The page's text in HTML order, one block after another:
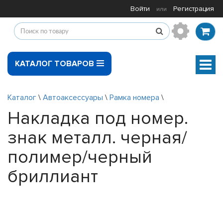
Войти или Регистрация
КАТАЛОГ ТОВАРОВ
Каталог \ Автоаксессуары \ Рамка номера \
Накладка под номер.
знак металл. черная/
полимер/черный
бриллиант